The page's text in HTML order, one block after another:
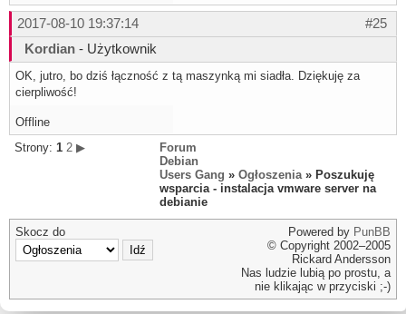
#25
2017-08-10 19:37:14
Kordian - Użytkownik
OK, jutro, bo dziś łączność z tą maszynką mi siadła. Dziękuję za
cierpliwość!
Offline
Strony: 1 2 ▶
Forum
Debian
Users Gang » Ogłoszenia » Poszukuję
wsparcia - instalacja vmware server na
debianie
Skocz do Powered by PunBB
© Copyright 2002–2005
Rickard Andersson
Nas ludzie lubią po prostu, a
nie klikając w przyciski ;-)